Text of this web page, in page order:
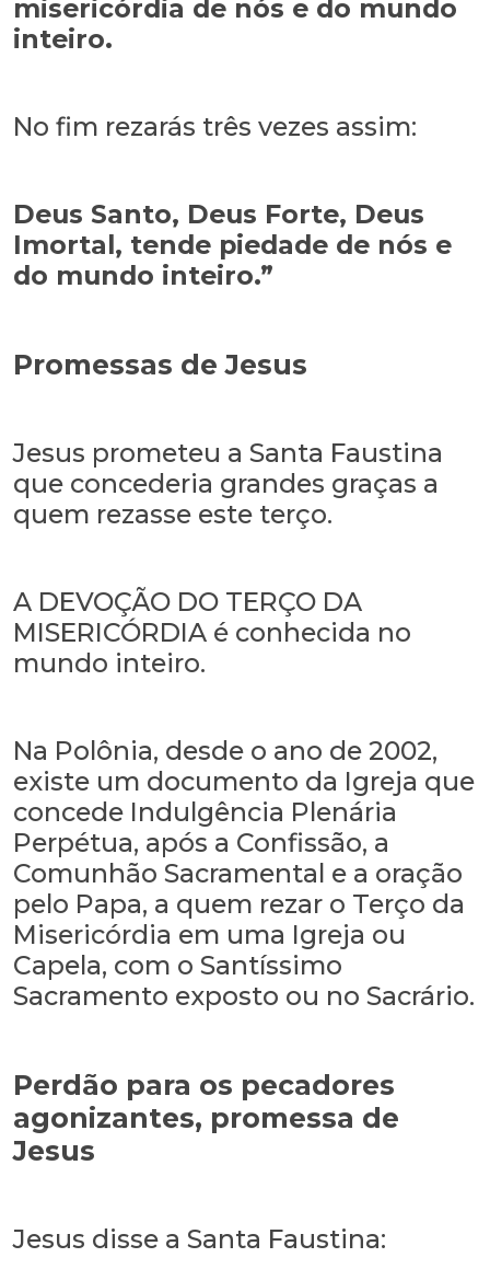
misericórdia de nós e do mundo
inteiro.
No fim rezarás três vezes assim:
Deus Santo, Deus Forte, Deus
Imortal, tende piedade de nós e
do mundo inteiro.”
Promessas de Jesus
Jesus prometeu a Santa Faustina
que concederia grandes graças a
quem rezasse este terço.
A DEVOÇÃO DO TERÇO DA
MISERICÓRDIA é conhecida no
mundo inteiro.
Na Polônia, desde o ano de 2002,
existe um documento da Igreja que
concede Indulgência Plenária
Perpétua, após a Confissão, a
Comunhão Sacramental e a oração
pelo Papa, a quem rezar o Terço da
Misericórdia em uma Igreja ou
Capela, com o Santíssimo
Sacramento exposto ou no Sacrário.
Perdão para os pecadores
agonizantes, promessa de
Jesus
Jesus disse a Santa Faustina: